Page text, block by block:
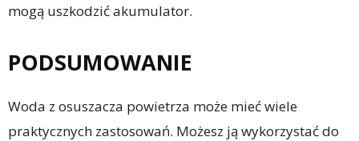
mogą uszkodzić akumulator.
PODSUMOWANIE
Woda z osuszacza powietrza może mieć wiele
praktycznych zastosowań. Możesz ją wykorzystać do